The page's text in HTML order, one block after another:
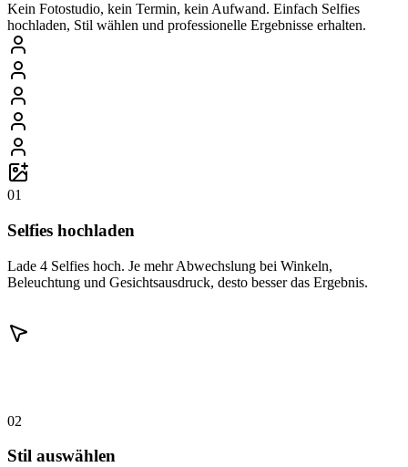
Kein Fotostudio, kein Termin, kein Aufwand. Einfach Selfies
hochladen, Stil wählen und professionelle Ergebnisse erhalten.
01
Selfies hochladen
Lade 4 Selfies hoch. Je mehr Abwechslung bei Winkeln,
Beleuchtung und Gesichtsausdruck, desto besser das Ergebnis.
02
Stil auswählen